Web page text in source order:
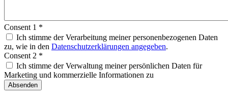
Consent 1 *
Ich stimme der Verarbeitung meiner personenbezogenen Daten
zu, wie in den Datenschutzerklärungen angegeben.
Consent 2 *
Ich stimme der Verwaltung meiner persönlichen Daten für
Marketing und kommerzielle Informationen zu